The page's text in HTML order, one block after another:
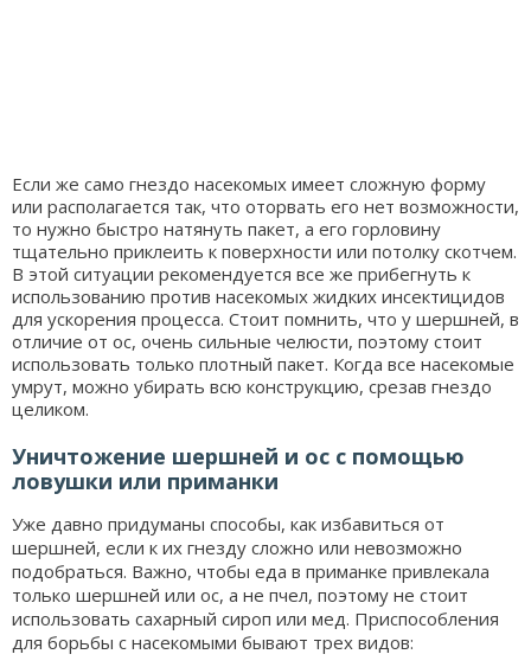
Если же само гнездо насекомых имеет сложную форму
или располагается так, что оторвать его нет возможности,
то нужно быстро натянуть пакет, а его горловину
тщательно приклеить к поверхности или потолку скотчем.
В этой ситуации рекомендуется все же прибегнуть к
использованию против насекомых жидких инсектицидов
для ускорения процесса. Стоит помнить, что у шершней, в
отличие от ос, очень сильные челюсти, поэтому стоит
использовать только плотный пакет. Когда все насекомые
умрут, можно убирать всю конструкцию, срезав гнездо
целиком.
Уничтожение шершней и ос с помощью
ловушки или приманки
Уже давно придуманы способы, как избавиться от
шершней, если к их гнезду сложно или невозможно
подобраться. Важно, чтобы еда в приманке привлекала
только шершней или ос, а не пчел, поэтому не стоит
использовать сахарный сироп или мед. Приспособления
для борьбы с насекомыми бывают трех видов: